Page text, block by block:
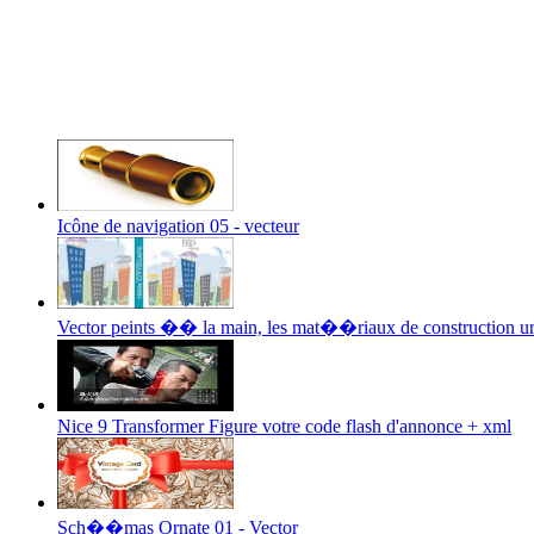
Icône de navigation 05 - vecteur
Vector peints �� la main, les mat��riaux de construction
Nice 9 Transformer Figure votre code flash d'annonce + xml
Sch��mas Ornate 01 - Vector